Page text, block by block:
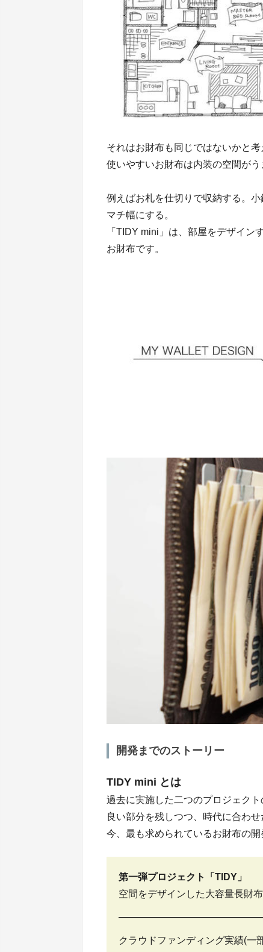
それはお財布も同じではないかと考
使いやすいお財布は内装の空間がう
例えばお札を仕切りで収納する。
マチ幅にする。
「TIDY mini」は、部屋をデザイン
お財布です。
開発までのストーリー
TIDY mini とは
過去に実施した二つのプロジェク
良い部分を残しつつ、時代に合わせ
今、最も求められているお財布の開
第一弾プロジェクト「TIDY」
空間をデザインした大容量長財布
クラウドファンディング実績(一